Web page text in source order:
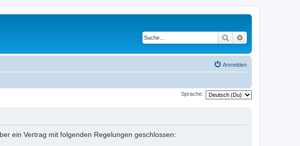
Suche
Anmelden
Sprache:
ein Vertrag mit folgenden Regelungen geschlossen: